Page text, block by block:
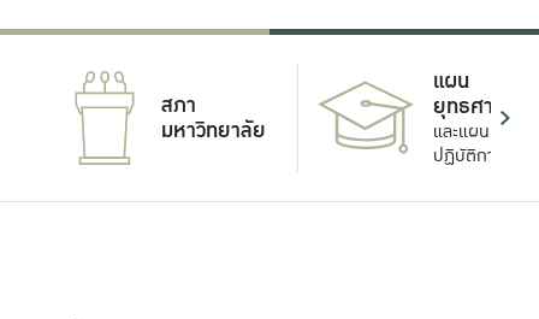
สภา
มหาวิทยาลัย
แผน
ยุทธศาสตร์
และแผน
ปฏิบัติการ